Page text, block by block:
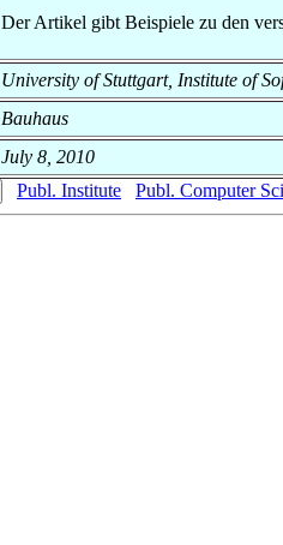
Der Artikel gibt Beispiele zu den
University of Stuttgart, Institute of
Bauhaus
July 8, 2010
Publ. Institute
Publ. Computer